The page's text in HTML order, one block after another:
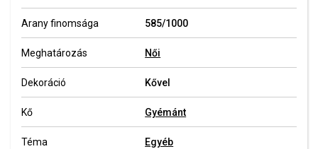
Arany finomsága 585/1000
Meghatározás Női
Dekoráció Kővel
Kő Gyémánt
Téma Egyéb